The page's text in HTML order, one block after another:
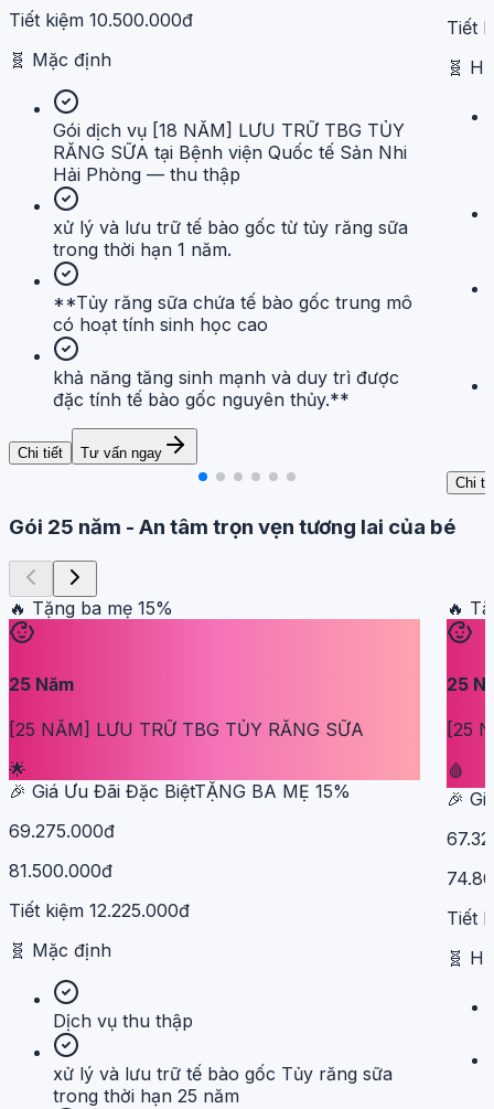
Tiết kiệm 10.500.000đ
🧬 Mặc định
Gói dịch vụ [18 NĂM] LƯU TRỮ TBG TỦY
RĂNG SỮA tại Bệnh viện Quốc tế Sản Nhi
Hải Phòng — thu thập
xử lý và lưu trữ tế bào gốc từ tủy răng sữa
trong thời hạn 1 năm.
**Tủy răng sữa chứa tế bào gốc trung mô
có hoạt tính sinh học cao
khả năng tăng sinh mạnh và duy trì được
đặc tính tế bào gốc nguyên thủy.**
Chi tiết Tư vấn ngay
Tiết
🧬
Chi
Gói 25 năm - An tâm trọn vẹn tương lai của bé
🔥 Tặng ba mẹ 15%
25 Năm
[25 NĂM] LƯU TRỮ TBG TỦY RĂNG SỮA
🌟
🎉 Giá Ưu Đãi Đặc BiệtTẶNG BA MẸ 15%
69.275.000đ
81.500.000đ
Tiết kiệm 12.225.000đ
🧬 Mặc định
Dịch vụ thu thập
xử lý và lưu trữ tế bào gốc Tủy răng sữa
trong thời hạn 25 năm
🔥
25
[25
🩸
🎉
Tiết
🧬